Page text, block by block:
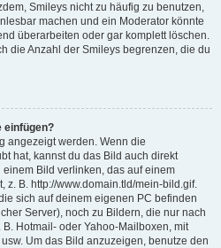
Smileys nicht zu häufig zu benutzen,
machen und ein Moderator könnte
überarbeiten oder gar komplett löschen.
die Anzahl der Smileys begrenzen, die du
einfügen?
angezeigt werden. Wenn die
hat, kannst du das Bild auch direkt
Bild verlinken, das auf einem
z. B. http://www.domain.tld/mein-bild.gif.
sich auf deinem eigenen PC befinden
Server), noch zu Bildern, die nur nach
Hotmail- oder Yahoo-Mailboxen, mit
Um das Bild anzuzeigen, benutze den